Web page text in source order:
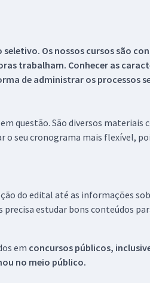
Os nossos cursos são
trabalham. Conhecer as
de administrar os processos
questão. São diversos
seu cronograma mais flexível,
do edital até as informações
estudar bons conteúdos
em concursos públicos,
no meio público.